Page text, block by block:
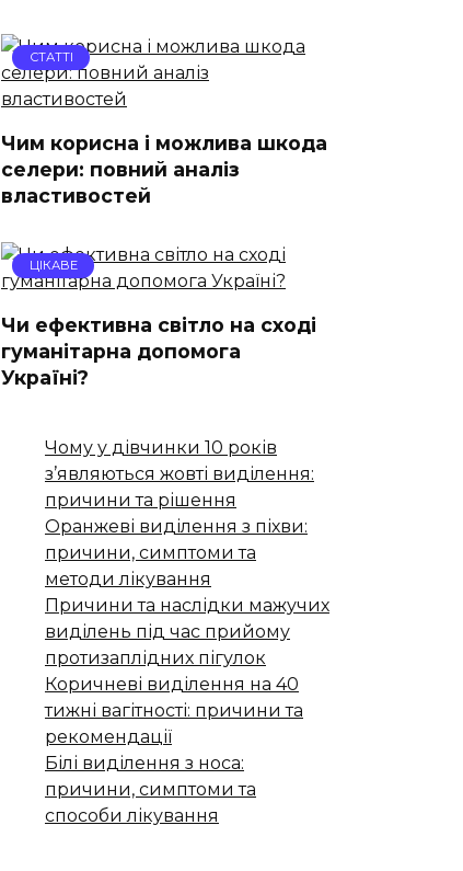
СТАТТІ
Чим корисна і можлива шкода
селери: повний аналіз
властивостей
ЦІКАВЕ
Чи ефективна світло на сході
гуманітарна допомога
Україні?
Чому у дівчинки 10 років
з’являються жовті виділення:
причини та рішення
Оранжеві виділення з піхви:
причини, симптоми та
методи лікування
Причини та наслідки мажучих
виділень під час прийому
протизаплідних пігулок
Коричневі виділення на 40
тижні вагітності: причини та
рекомендації
Білі виділення з носа:
причини, симптоми та
способи лікування